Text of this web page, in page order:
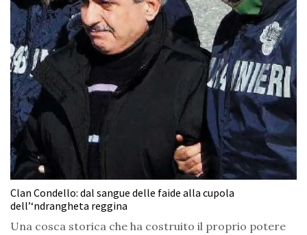
Clan Condello: dal sangue delle faide alla cupola
dell’‘ndrangheta reggina
Una cosca storica che ha costruito il proprio potere